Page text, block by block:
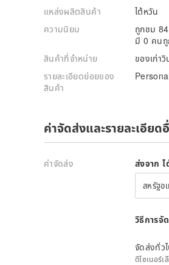
แหล่งผลิตสินค้า
ไต้หวัน
ความนิยม
ถูกชม
มี 0 คนถู
สินค้าที่จำหน่าย
ของเก่าวิ
รายละเอียดย่อยของ
สินค้า
ค่าจัดส่งและรายละเอียด
ค่าจัดส่ง ส่งจาก
สหรัฐอ
วิธีการจั
จัดส่งทั่ว
ดีไซเนอร์